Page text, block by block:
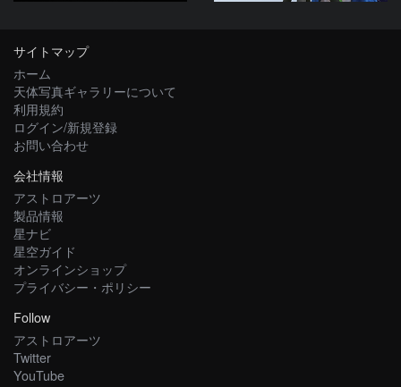
サイトマップ
ホーム
天体写真ギャラリーについて
利用規約
ログイン/新規登録
お問い合わせ
会社情報
アストロアーツ
製品情報
星ナビ
星空ガイド
オンラインショップ
プライバシー・ポリシー
Follow
アストロアーツ
Twitter
YouTube